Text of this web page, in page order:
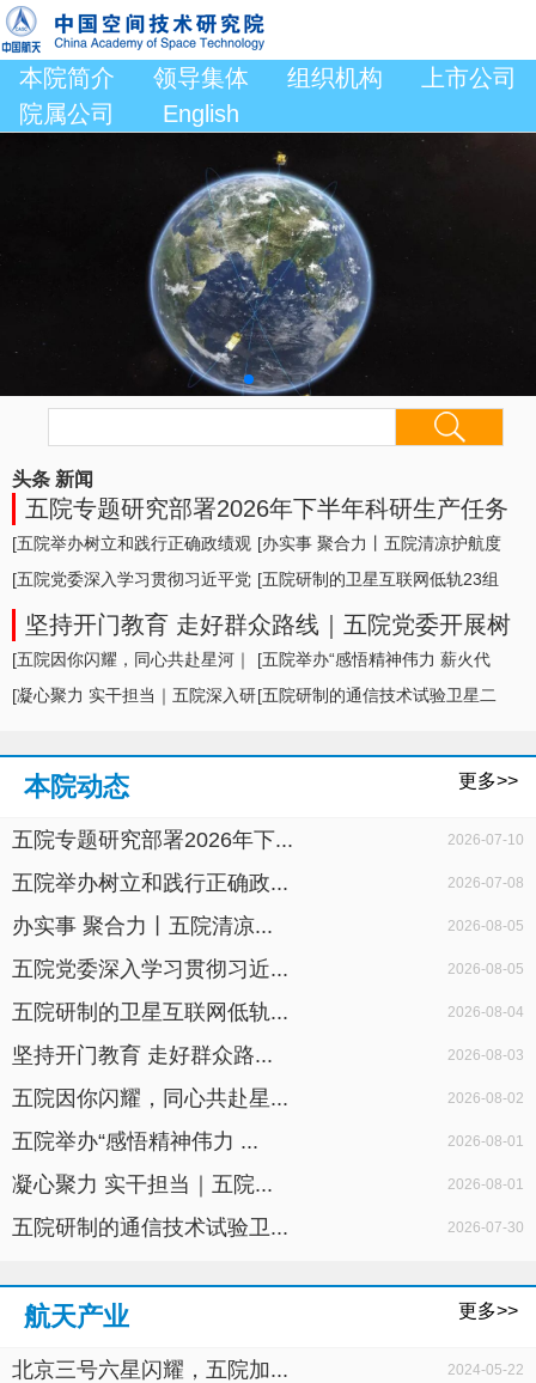
本院简介 领导集体 组织机构
上市公司
院属公司
English
头条 新闻
五院专题研究部署2026年下半年科研生产任务
形势及举措
[五院举办树立和践行正确政绩观
学习教育专题... ]
[办实事 聚合力丨五院清凉护航度
盛夏，暖心... ]
[五院党委深入学习贯彻习近平党
建思想，专题... ]
[五院研制的卫星互联网低轨23组
卫星成功发... ]
坚持开门教育 走好群众路线｜五院党委开展树
立和践行正确政绩观学习教育面对面座谈
[五院因你闪耀，同心共赴星河｜
五院举办20... ]
[五院举办“感悟精神伟力 薪火代
代相传”暨... ]
[凝心聚力 实干担当｜五院深入研[五院研制的通信技术试验卫星二
本院动态 更多>>
五院专题研究部署2026年下... 2026-07-10
五院举办树立和践行正确政... 2026-07-08
办实事 聚合力丨五院清凉... 2026-08-05
五院党委深入学习贯彻习近... 2026-08-05
五院研制的卫星互联网低轨... 2026-08-04
坚持开门教育 走好群众路... 2026-08-03
五院因你闪耀，同心共赴星... 2026-08-02
五院举办“感悟精神伟力 ... 2026-08-01
凝心聚力 实干担当｜五院... 2026-08-01
五院研制的通信技术试验卫... 2026-07-30
航天产业 更多>>
北京三号六星闪耀，五院加... 2024-05-22